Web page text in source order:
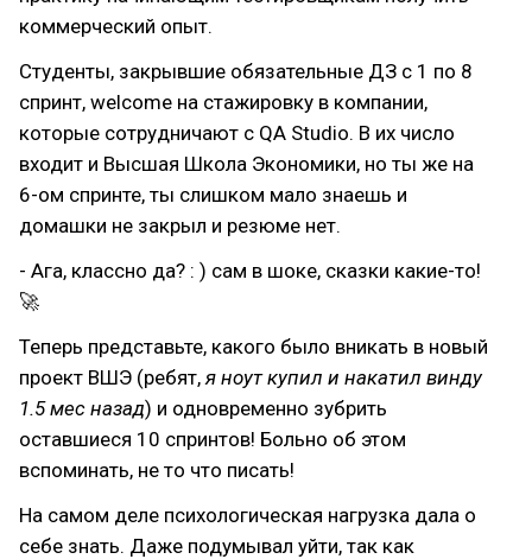
коммерческий опыт.
Студенты, закрывшие обязательные ДЗ с 1 по 8
спринт, welcome на стажировку в компании,
которые сотрудничают с QA Studio. В их число
входит и Высшая Школа Экономики, но ты же на
6-ом спринте, ты слишком мало знаешь и
домашки не закрыл и резюме нет.
- Ага, классно да? : ) сам в шоке, сказки какие-то!
🚀
Теперь представьте, какого было вникать в новый
проект ВШЭ (ребят,я ноут купил и накатил винду
1.5 мес назад) и одновременно зубрить
оставшиеся 10 спринтов! Больно об этом
вспоминать, не то что писать!
На самом деле психологическая нагрузка дала о
себе знать. Даже подумывал уйти, так как